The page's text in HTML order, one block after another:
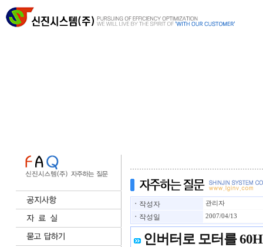
ㆍ 작성자 관리자
ㆍ 작성일 2007/04/13
인버터로 모터를